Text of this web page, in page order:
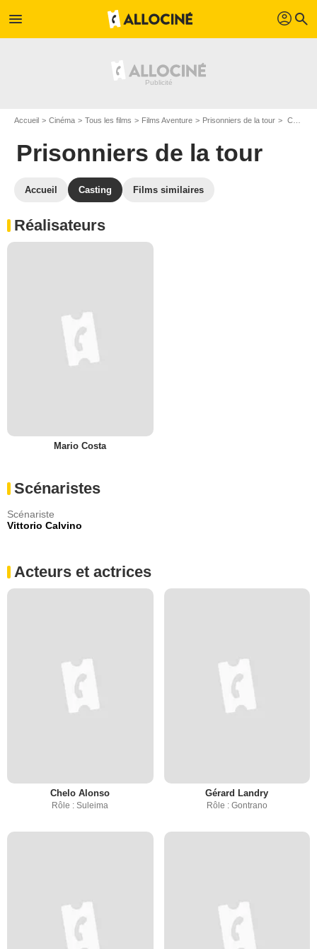
menu profil search
Accueil Cinéma Tous les films Films Aventure Prisonniers de la tour Casting Prisonniers de la tour
Prisonniers de la tour
Accueil Casting Films similaires
Réalisateurs
Mario Costa
Scénaristes
Scénariste
Vittorio Calvino
Acteurs et actrices
Chelo Alonso
Rôle : Suleima
Gérard Landry
Rôle : Gontrano